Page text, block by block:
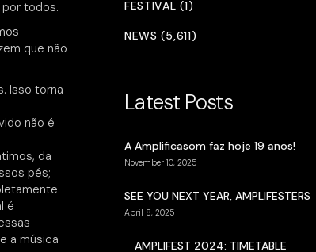
todos.
que não
Isso torna
não é
da
pés;
é
a música
FESTIVAL (1)
NEWS (5,611)
Latest Posts
A Amplificasom faz hoje 19 anos!
November 10, 2025
SEE YOU NEXT YEAR, AMPLIFESTERS
April 8, 2025
AMPLIFEST 2024: TIMETABLE